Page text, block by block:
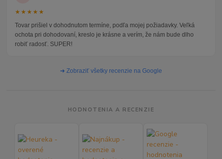
★★★★★
Tovar prišiel v dohodnutom termíne, podľa mojej požiadavky. Veľká
ochota pri dohodovaní, kreslo je krásne a verím, že nám bude dlho
robiť radosť. SUPER!
➜ Zobraziť všetky recenzie na Google
HODNOTENIA A RECENZIE